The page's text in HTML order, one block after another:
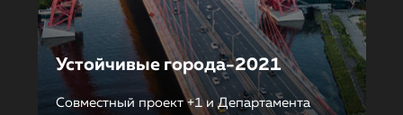
Устойчивые города-2021
Совместный проект +1 и Департамента